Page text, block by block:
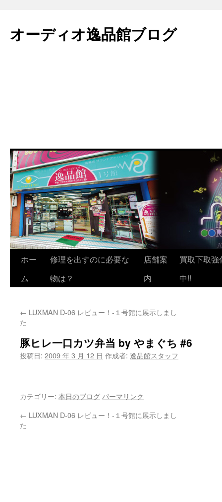
テ
ン
オーディオ逸品館ブログ
ホー
ム
修理を出すのに必要な
物は？
店舗案
内
買取下取強
中!!
← LUXMAN D-06 レビュー！-１号館に展示しまし
た
豚ヒレ一口カツ弁当 by やまぐち #6
投稿日: 2009 年 3 月 12 日 作成者: 逸品館スタッフ
カテゴリー: 本日のブログ パーマリンク
← LUXMAN D-06 レビュー！-１号館に展示しまし
た